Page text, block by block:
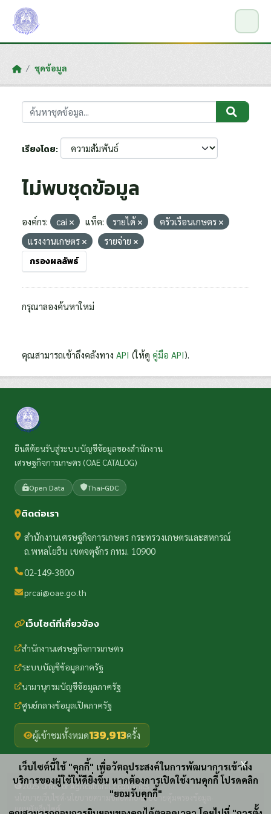
Skip to main content
ชุดข้อมูล
เรียงโดย
ไม่พบชุดข้อมูล
องค์กร: cai แท็ค: รายได้
ครัวเรือนเกษตร
แรงงานเกษตร
รายจ่าย
กรองผลลัพธ์
กรุณาลองค้นหาใหม่
คุณสามารถเข้าถึงคลังทาง API (ให้ดู คู่มือ API).
ยินดีต้อนรับสู่ระบบบัญชีข้อมูลของสำนักงาน
เศรษฐกิจการเกษตร (OAE CATALOG)
Open Data Thai-GDC
ติดต่อเรา
สำนักงานเศรษฐกิจการเกษตร กระทรวงเกษตรและสหกรณ์
ถ.พหลโยธิน เขตจตุจักร กทม. 10900
02-149-3800
prcai@oae.go.th
เว็บไซต์ที่เกี่ยวข้อง
สำนักงานเศรษฐกิจการเกษตร
ระบบบัญชีข้อมูลภาครัฐ
นามานุกรมบัญชีข้อมูลภาครัฐ
ศูนย์กลางข้อมูลเปิดภาครัฐ
ผู้เข้าชมทั้งหมด139,913ครั้ง
2025 Office of Agricultural Economics
นโยบายความปลอดภัย·นโยบายคุ้มครองข้อมูล
แผนผังเว็บไซต์
เว็บไซต์นี้ใช้ "คุกกี้" เพื่อวัตถุประสงค์ในการพัฒนาการเข้าถึง
บริการของผู้ใช้ให้ดียิ่งขึ้น หากต้องการเปิดใช้งานคุกกี้ โปรดคลิก
"ยอมรับคุกกี้"
x